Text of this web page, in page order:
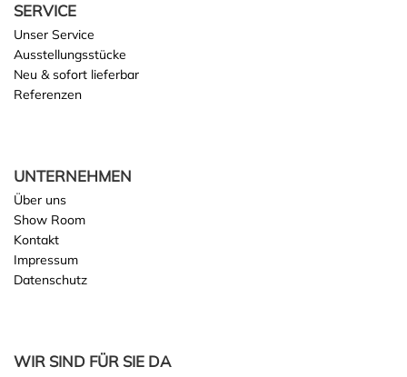
SERVICE
Unser Service
Ausstellungsstücke
Neu & sofort lieferbar
Referenzen
UNTERNEHMEN
Über uns
Show Room
Kontakt
Impressum
Datenschutz
WIR SIND FÜR SIE DA